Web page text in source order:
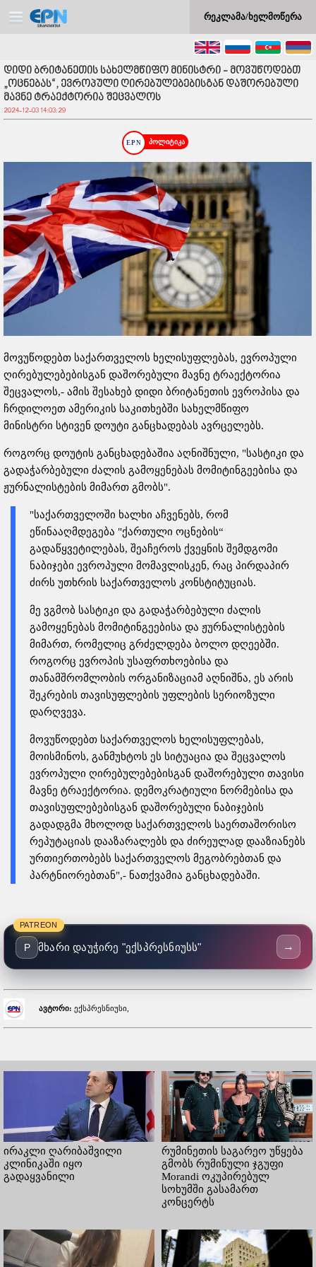
რეკლამა/ხელმოწერა
დიდი ბრიტანეთის სახელმწიფო მინისტრი - მოვუწოდებთ
„ოცნებას“, ევროპული ღირებულებებისგან დაშორებული
მავნე ტრაექტორია შეცვალოს
2024-12-03 14:03:29
პოლიტიკა
მოვუწოდებთ საქართველოს ხელისუფლებას, ევროპული
ღირებულებებისგან დაშორებული მავნე ტრაექტორია
შეცვალოს,- ამის შესახებ დიდი ბრიტანეთის ევროპისა და
ჩრდილოეთ ამერიკის საკითხებში სახელმწიფო
მინისტრი სტივენ დოუტი განცხადებას ავრცელებს.
როგორც დოუტის განცხადებაშია აღნიშნული, "სასტიკი და
გადაჭარბებული ძალის გამოყენებას მომიტინგეებისა და
ჟურნალისტების მიმართ გმობს".
"საქართველოში ხალხი აჩვენებს, რომ
ეწინააღმდეგება "ქართული ოცნების“
გადაწყვეტილებას, შეაჩეროს ქვეყნის შემდგომი
ნაბიჯები ევროპული მომავლისკენ, რაც პირდაპირ
ძირს უთხრის საქართველოს კონსტიტუციას.
მე ვგმობ სასტიკი და გადაჭარბებული ძალის
გამოყენებას მომიტინგეებისა და ჟურნალისტების
მიმართ, რომელიც გრძელდება ბოლო დღეებში.
როგორც ევროპის უსაფრთხოებისა და
თანამშრომლობის ორგანიზაციამ აღნიშნა, ეს არის
შეკრების თავისუფლების უფლების სერიოზული
დარღვევა.
მოვუწოდებთ საქართველოს ხელისუფლებას,
მოისმინოს, განმუხტოს ეს სიტუაცია და შეცვალოს
ევროპული ღირებულებებისგან დაშორებული თავისი
მავნე ტრაექტორია. დემოკრატიული ნორმებისა და
თავისუფლებებისგან დაშორებული ნაბიჯების
გადადგმა მხოლოდ საქართველოს საერთაშორისო
რეპუტაციას დააზარალებს და ძირეულად დააზიანებს
ურთიერთობებს საქართველოს მეგობრებთან და
პარტნიორებთან",- ნათქვამია განცხადებაში.
PATREON
P მხარი დაუჭირე "ექსპრესნიუსს" →
ავტორი: ექსპრესნიუსი,
ირაკლი ღარიბაშვილი
კლინიკაში იყო
გადაყვანილი
რუმინეთის საგარეო უწყება
გმობს რუმინული ჯგუფი
Morandi ოკუპირებულ
სოხუმში გასამართ
კონცერტს